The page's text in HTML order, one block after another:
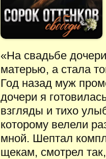
«На свадьбе
матерью, а стала
Год назад муж
дочери я
взгляды и тихо
которому велели
мной. Шептал
щекам, смотрел